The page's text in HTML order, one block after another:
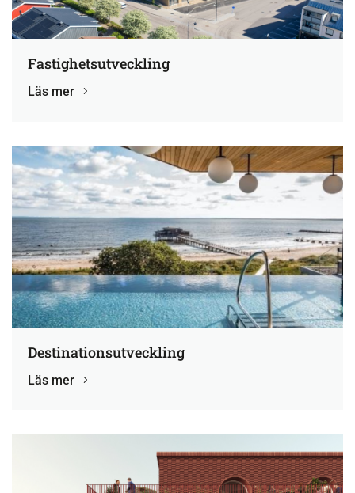
Fastighetsutveckling
Läs mer
Destinationsutveckling
Läs mer